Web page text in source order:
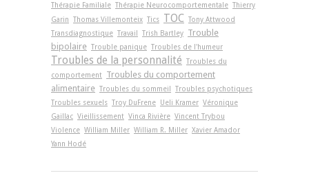
Thérapie Familiale Thérapie Neurocomportementale Thierry
Garin Thomas Villemonteix Tics TOC Tony Attwood
Transdiagnostique Travail Trish Bartley Trouble
bipolaire Trouble panique Troubles de l'humeur
Troubles de la personnalité Troubles du
comportement Troubles du comportement
alimentaire Troubles du sommeil
Troubles psychotiques
Troubles sexuels Troy DuFrene Ueli Kramer Véronique
Gaillac Vieillissement Vinca Rivière Vincent Trybou
Violence William Miller William R. Miller Xavier Amador
Yann Hodé